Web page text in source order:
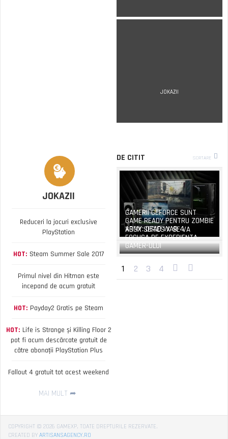
JOKAZII
JOKAZII
Reduceri la jocuri exclusive
PlayStation
HOT: Steam Summer Sale 2017
Primul nivel din Hitman este
incepand de acum gratuit
HOT: Payday2 Gratis pe Steam
HOT: Life is Strange și Killing Floor 2
pot fi acum descărcate gratuit de
către abonații PlayStation Plus
Fallout 4 gratuit tot acest weekend
MAI MULT
DE CITIT SORTARE
GAMERII GEFORCE SUNT
GAME READY PENTRU ZOMBIE
ARMY: DEAD WAR 4
XBOX SERIES X SE VA
FOCUSA PE EXPERIENTA
GAMER-ULUI
1 2 3 4
COPYRIGHT © 2026 GAMEXP, TOATE DREPTURILE REZERVATE.
CREATED BY ARTISANSAGENCY.RO